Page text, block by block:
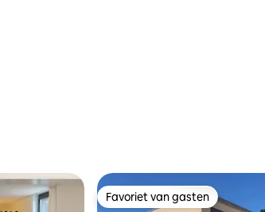
Favoriet van gasten
Favoriet van gasten